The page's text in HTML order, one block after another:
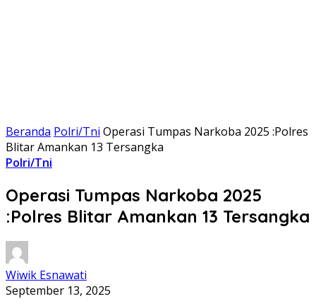
Beranda Polri/Tni Operasi Tumpas Narkoba 2025 :Polres
Blitar Amankan 13 Tersangka
Polri/Tni
Operasi Tumpas Narkoba 2025
:Polres Blitar Amankan 13 Tersangka
Wiwik Esnawati
September 13, 2025